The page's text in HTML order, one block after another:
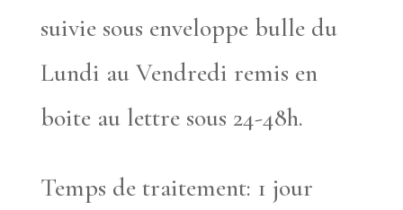
suivie sous enveloppe bulle du
Lundi au Vendredi remis en
boite au lettre sous 24-48h.
Temps de traitement: 1 jour